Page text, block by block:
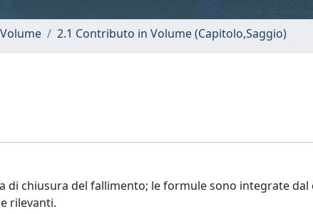
2.1 Contributo in Volume (Capitolo,Saggio)
chiusura del fallimento; le formule sono integrate dal
rilevanti.